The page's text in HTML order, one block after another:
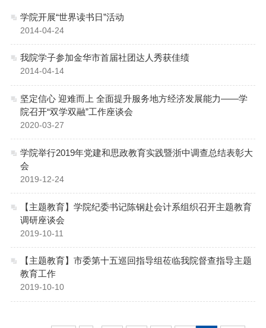
学院开展“世界读书日”活动
2014-04-24
我院学子参加金华市首届社团达人秀获佳绩
2014-04-14
坚定信心 迎难而上 全面提升服务地方经济发展能力——学
院召开“双学双融”工作座谈会
2020-03-27
学院举行2019年党建和思政教育实践暨浙中调查总结表彰大
会
2019-12-24
【主题教育】学院纪委书记陈钢赴会计系组织召开主题教育
调研座谈会
2019-10-11
【主题教育】市委第十五巡回指导组莅临我院督查指导主题
教育工作
2019-10-10